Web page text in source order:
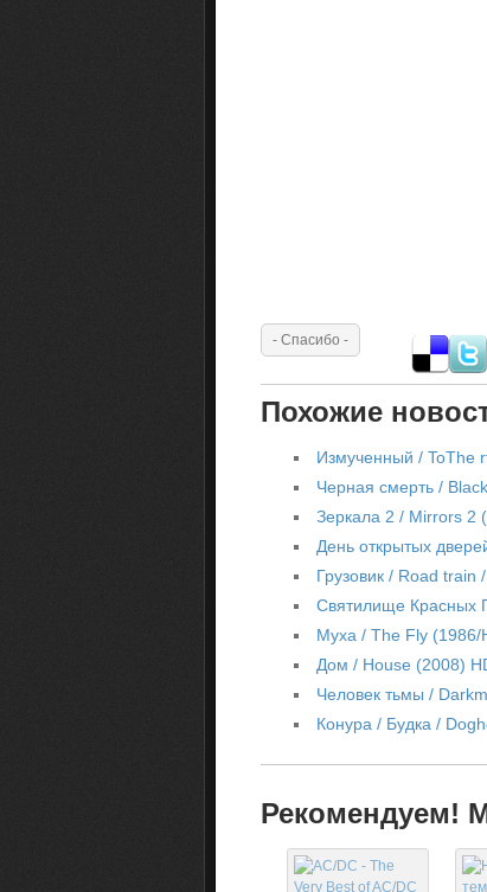
Похожие
Измученный / ToThe
Черная смерть /
Зеркала 2 / Mirrors 2
День открытых
Грузовик / Road train
Святилище Красных
Муха / The Fly (1986/
Дом / House (2008)
Человек тьмы /
Конура / Будка /
Рекомендуем!